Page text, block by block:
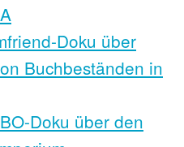
Doku über
Buchbeständen in
Doku über den